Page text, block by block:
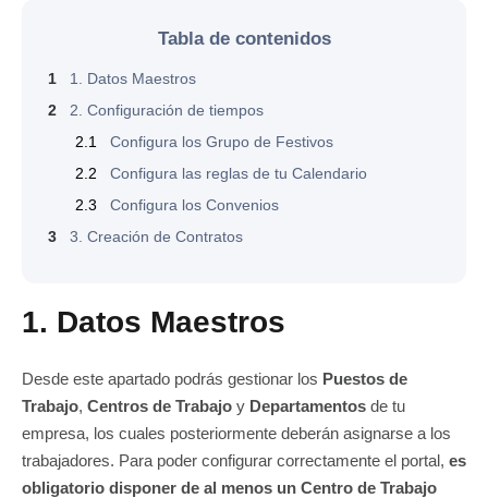
Tabla de contenidos
1
1. Datos Maestros
2
2. Configuración de tiempos
2.1
Configura los Grupo de Festivos
2.2
Configura las reglas de tu Calendario
2.3
Configura los Convenios
3
3. Creación de Contratos
1. Datos Maestros
Desde este apartado podrás gestionar los Puestos de
Trabajo, Centros de Trabajo y Departamentos de tu
empresa, los cuales posteriormente deberán asignarse a los
trabajadores. Para poder configurar correctamente el portal, es
obligatorio disponer de al menos un Centro de Trabajo